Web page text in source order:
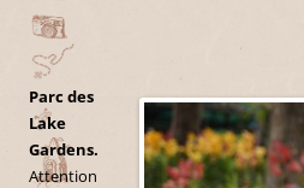
Parc des
Lake
Gardens.
Attention